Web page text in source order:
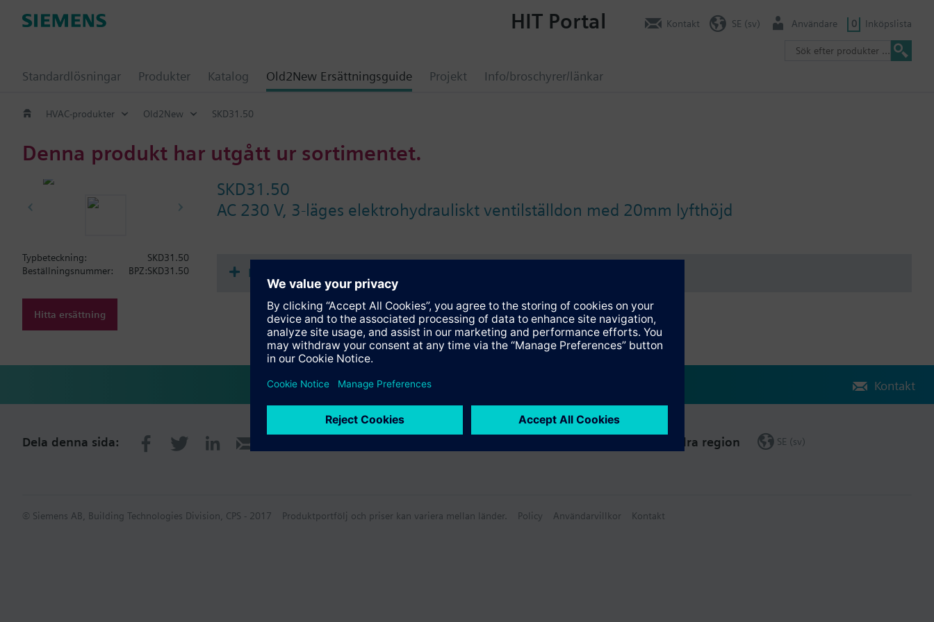
Standardlösningar Produkter Katalog Old2New Ersättningsguide Projekt Info/broschyrer/länkar
HIT Portal Kontakt SE (sv) Användare 0 Inköpslista
HVAC-produkter Old2New SKD31.50
Denna produkt har utgått ur sortimentet.
SKD31.50
AC 230 V, 3-läges elektrohydrauliskt ventilställdon med 20mm lyfthöjd
Typbeteckning:
SKD31.50
Beställningsnummer:
BPZ:SKD31.50
Hitta ersättning
Dokumentation
Kontakt
Dela denna sida: Ändra region SE (sv)
© Siemens AB, Building Technologies Division, CPS - 2017 Produktportfölj och priser kan variera mellan länder. Policy Användarvillkor Kontakt